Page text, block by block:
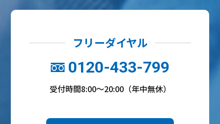
フリーダイヤル
0120-433-799
受付時間8:00～20:00（年中無休）